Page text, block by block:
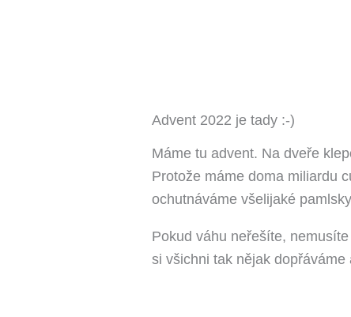
Advent 2022 je tady :⁠-⁠)
Máme tu advent. Na dveře
Protože máme doma miliardu
ochutnáváme všelijaké
Pokud váhu neřešíte,
si všichni tak nějak dopřáváme